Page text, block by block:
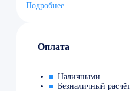
Подробнее
Оплата
Наличными
Безналичный расчёт